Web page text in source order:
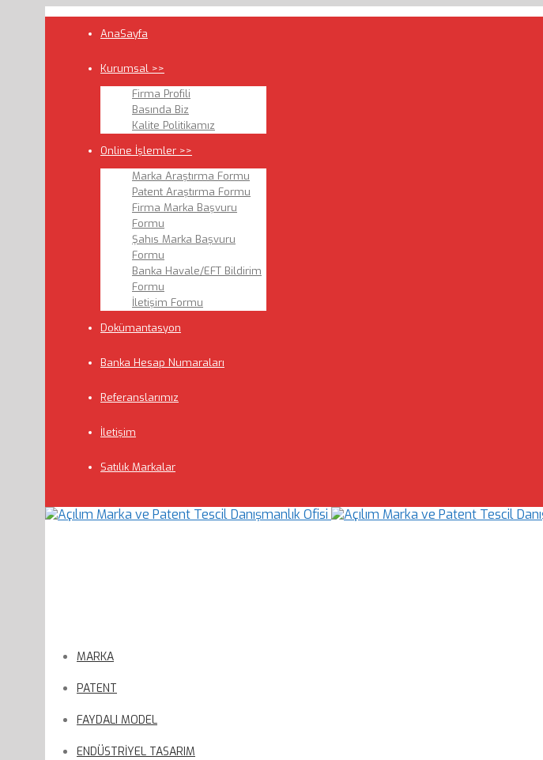
AnaSayfa
Kurumsal >>
Firma Profili
Basında Biz
Kalite Politikamız
Online İşlemler >>
Marka Araştırma Formu
Patent Araştırma Formu
Firma Marka Başvuru
Formu
Şahıs Marka Başvuru
Formu
Banka Havale/EFT Bildirim
Formu
İletişim Formu
Dokümantasyon
Banka Hesap Numaraları
Referanslarımız
İletişim
Satılık Markalar
MARKA
PATENT
FAYDALI MODEL
ENDÜSTRİYEL TASARIM